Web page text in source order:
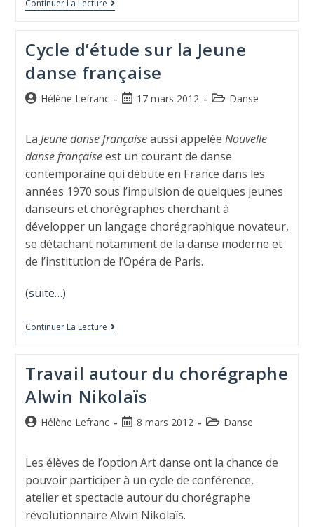
Continuer La Lecture
Cycle d’étude sur la Jeune
danse française
Hélène Lefranc 17 mars 2012 Danse
La Jeune danse françaiseaussi appelée Nouvelle
danse françaiseest un courant de danse
contemporaine qui débute en France dans les
années 1970 sous l’impulsion de quelques jeunes
danseurs et chorégraphes cherchant à
développer un langage chorégraphique novateur,
se détachant notamment de la danse moderne et
de l’institution de l’Opéra de Paris.
(suite…)
Continuer La Lecture
Travail autour du chorégraphe
Alwin Nikolaïs
Hélène Lefranc 8 mars 2012 Danse
Les élèves de l’option Art danse ont la chance de
pouvoir participer à un cycle de conférence,
atelier et spectacle autour du chorégraphe
révolutionnaire Alwin Nikolaïs.